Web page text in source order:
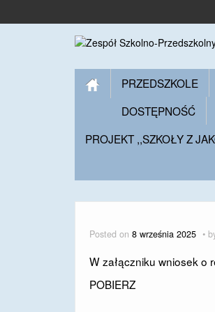
PRZEDSZKOLE
DOSTĘPNOŚĆ
PROJEKT ,,SZKOŁY Z
Posted on 8 września 2025
W załączniku wniosek o
POBIERZ